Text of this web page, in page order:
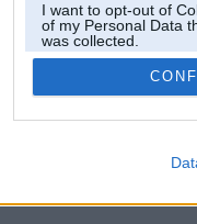
I want to opt-out of
of my Personal Data
was collected.
Opted Out
Tas nav auto klubs un nav saistīts ar